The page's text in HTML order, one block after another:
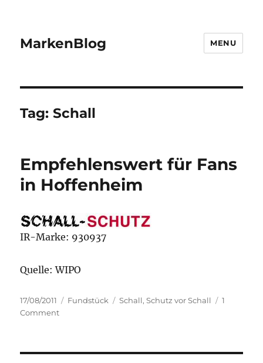
MarkenBlog MENU
Tag:Schall
Empfehlenswert für Fans
in Hoffenheim
IR-Marke: 930937
Quelle: WIPO
Posted
on
17/08/2011 Categories
Fundstück Tags
Schall,Schutz vor Schall
1
Commenton